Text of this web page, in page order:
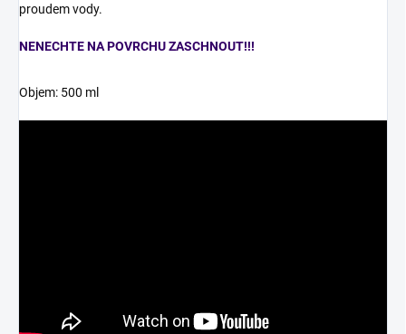
proudem vody.
NENECHTE NA POVRCHU ZASCHNOUT!!!
Objem: 500 ml